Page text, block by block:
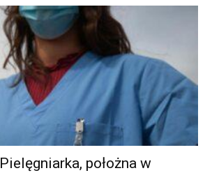
położna w